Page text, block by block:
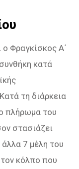
ο Φραγκίσκος Α΄
κατά
τη διάρκεια
πλήρωμα του
στασιάζει
άλλα 7 μέλη του
κόλπο που